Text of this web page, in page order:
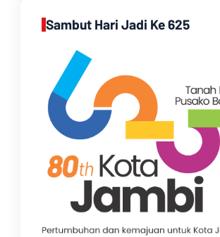
Sambut Hari Jadi Ke 625